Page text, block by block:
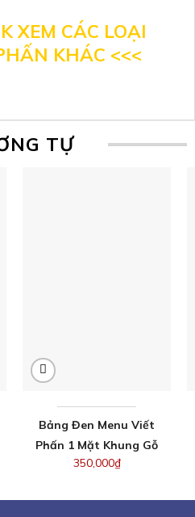
XEM CÁC LOẠI
KHÁC <<<
TỰ
Bảng Đen Menu Viết
Phấn 1 Mặt Khung Gỗ
350,000₫